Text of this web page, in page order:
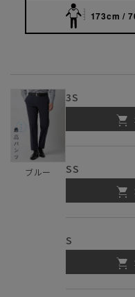
173cm /
ブルー
3S
SS
S